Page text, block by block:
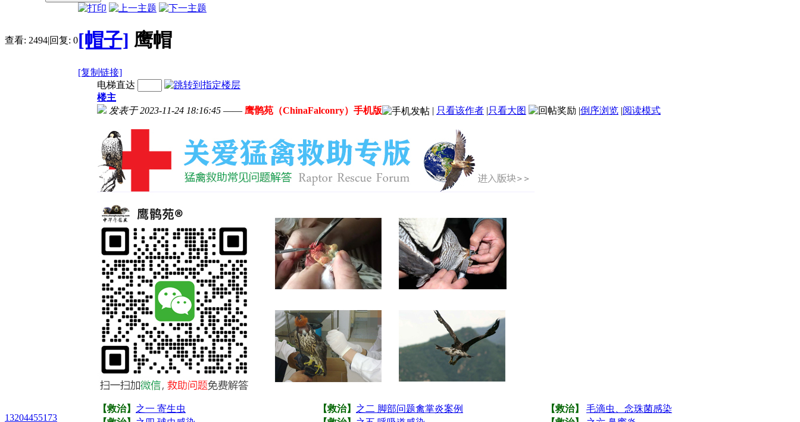
查看: 2494|回复: 0[帽子] 鹰帽
[复制链接]
13204455173
电梯直达
楼主
发表于 2023-11-24 18:16:45 —— 鹰鹘苑（ChinaFalconry）手机版 | 只看该作者 |只看大图 |倒序浏览 |阅读模式
【救治】 之一 寄生虫 【救治】 之二 脚部问题禽掌炎案例 【救治】 毛滴虫、念珠菌感染